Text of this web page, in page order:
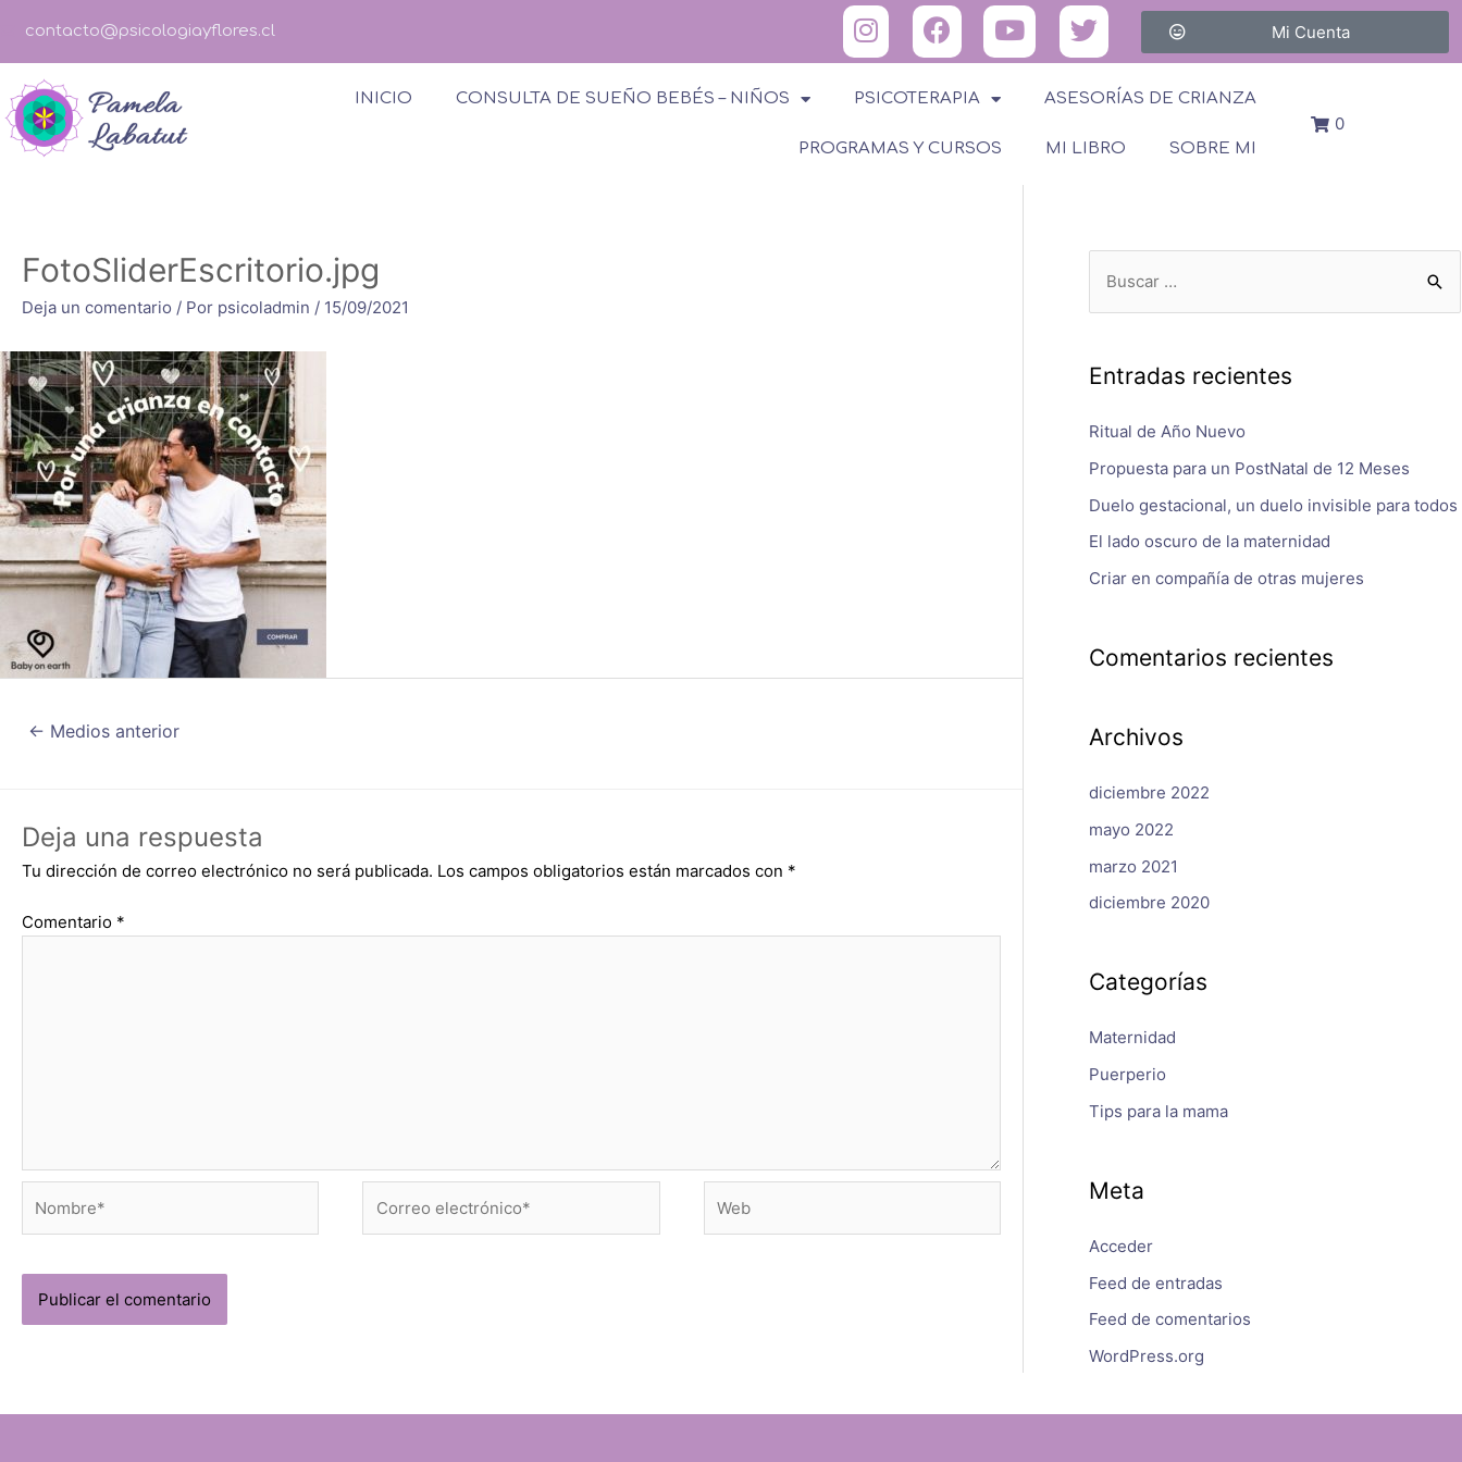
contacto@psicologiayflores.cl Mi Cuenta
INICIO CONSULTA DE SUEÑO BEBÉS – NIÑOS PSICOTERAPIA ASESORÍAS DE CRIANZA
PROGRAMAS Y CURSOS MI LIBRO SOBRE MI
0
FotoSliderEscritorio.jpg
Deja un comentario / Por psicoladmin / 15/09/2021
← Medios anterior
Deja una respuesta
Tu dirección de correo electrónico no será publicada. Los campos obligatorios están marcados con *
Comentario *
Entradas recientes
Ritual de Año Nuevo
Propuesta para un PostNatal de 12 Meses
Duelo gestacional, un duelo invisible para todos
El lado oscuro de la maternidad
Criar en compañía de otras mujeres
Comentarios recientes
Archivos
diciembre 2022
mayo 2022
marzo 2021
diciembre 2020
Categorías
Maternidad
Puerperio
Tips para la mama
Meta
Acceder
Feed de entradas
Feed de comentarios
WordPress.org